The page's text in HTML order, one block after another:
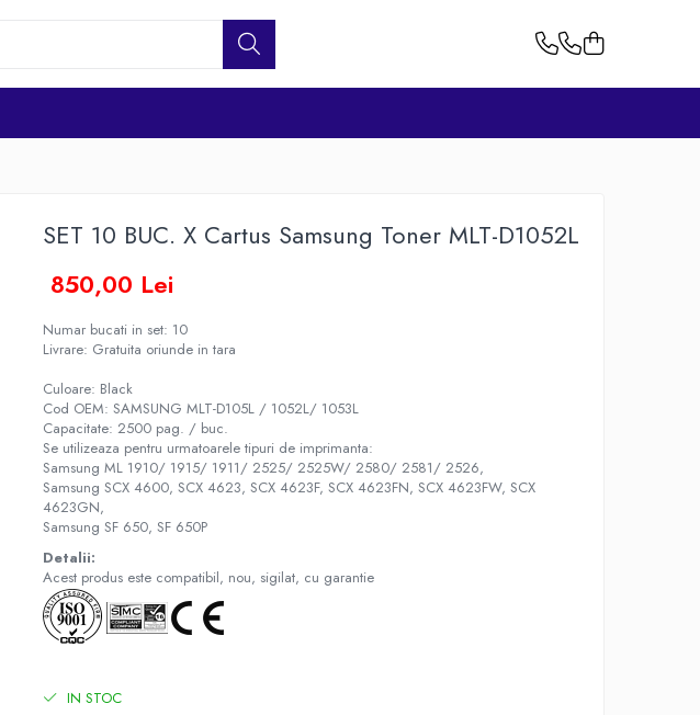
SET 10 BUC. X Cartus Samsung Toner MLT-D1052L
850,00 Lei
Numar bucati in set: 10
Livrare: Gratuita oriunde in tara
Culoare: Black
Cod OEM: SAMSUNG MLT-D105L / 1052L/ 1053L
Capacitate: 2500 pag. / buc.
Se utilizeaza pentru urmatoarele tipuri de imprimanta:
Samsung ML 1910/ 1915/ 1911/ 2525/ 2525W/ 2580/ 2581/ 2526,
Samsung SCX 4600, SCX 4623, SCX 4623F, SCX 4623FN, SCX 4623FW, SCX
4623GN,
Samsung SF 650, SF 650P
Detalii:
Acest produs este compatibil, nou, sigilat, cu garantie
IN STOC